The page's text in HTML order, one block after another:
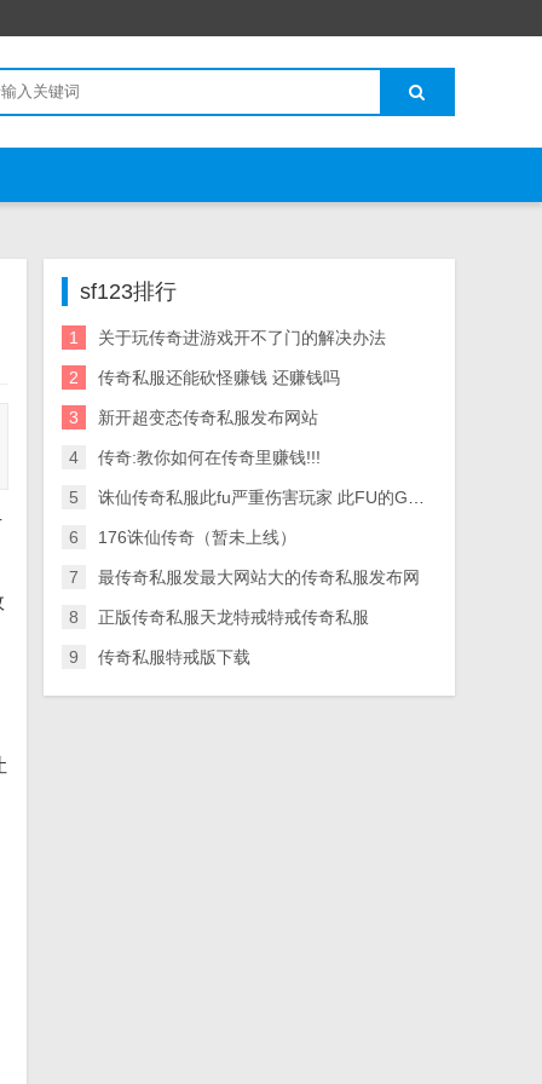
sf123排行
1 关于玩传奇进游戏开不了门的解决办法
2 传奇私服还能砍怪赚钱 还赚钱吗
3 新开超变态传奇私服发布网站
4 传奇:教你如何在传奇里赚钱!!!
5 诛仙传奇私服此fu严重伤害玩家 此FU的GM以小号伪装成某的行会 爱问知识
6 176诛仙传奇（暂未上线）
7 最传奇私服发最大网站大的传奇私服发布网
8 正版传奇私服天龙特戒特戒传奇私服
9 传奇私服特戒版下载